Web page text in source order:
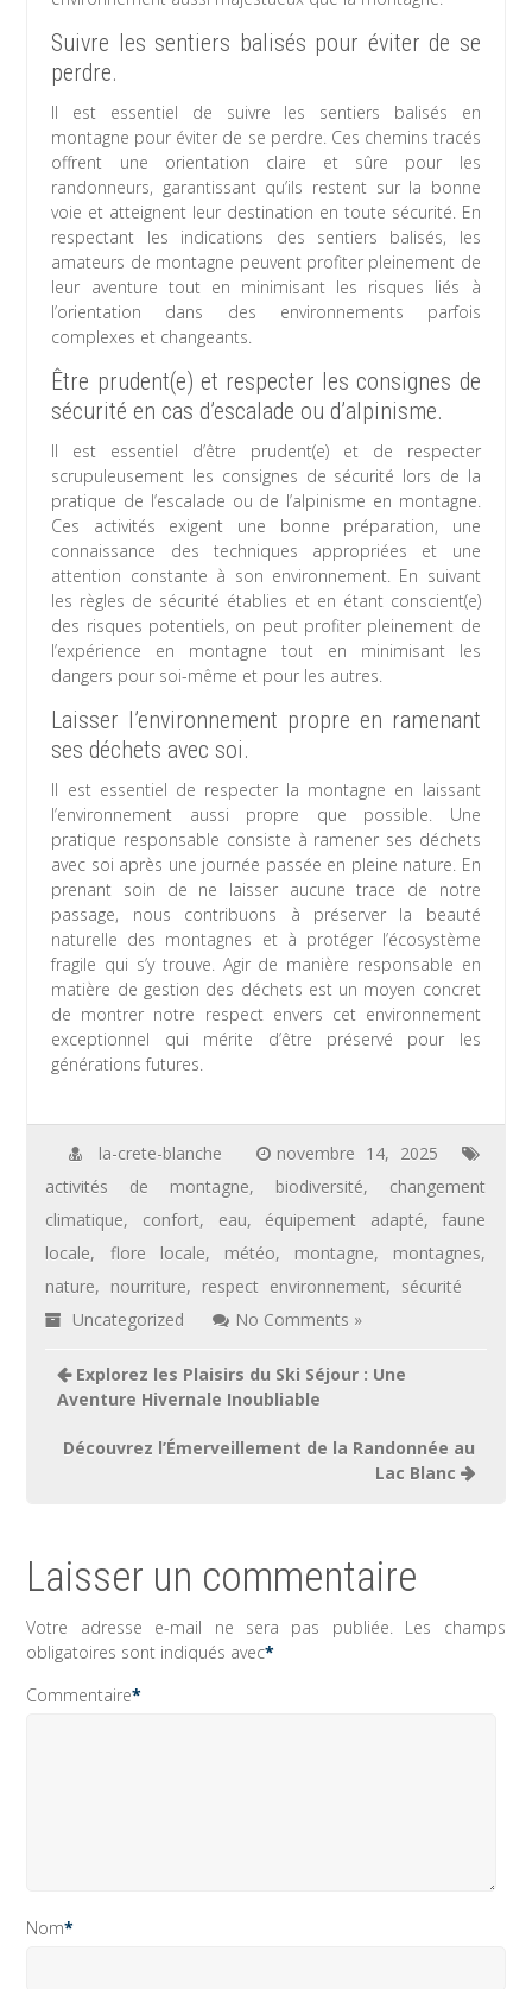
Suivre les sentiers balisés pour éviter de se
perdre.
Il est essentiel de suivre les sentiers balisés en
montagne pour éviter de se perdre. Ces chemins tracés
offrent une orientation claire et sûre pour les
randonneurs, garantissant qu’ils restent sur la bonne
voie et atteignent leur destination en toute sécurité. En
respectant les indications des sentiers balisés, les
amateurs de montagne peuvent profiter pleinement de
leur aventure tout en minimisant les risques liés à
l’orientation dans des environnements parfois
complexes et changeants.
Être prudent(e) et respecter les consignes de
sécurité en cas d’escalade ou d’alpinisme.
Il est essentiel d’être prudent(e) et de respecter
scrupuleusement les consignes de sécurité lors de la
pratique de l’escalade ou de l’alpinisme en montagne.
Ces activités exigent une bonne préparation, une
connaissance des techniques appropriées et une
attention constante à son environnement. En suivant
les règles de sécurité établies et en étant conscient(e)
des risques potentiels, on peut profiter pleinement de
l’expérience en montagne tout en minimisant les
dangers pour soi-même et pour les autres.
Laisser l’environnement propre en ramenant
ses déchets avec soi.
Il est essentiel de respecter la montagne en laissant
l’environnement aussi propre que possible. Une
pratique responsable consiste à ramener ses déchets
avec soi après une journée passée en pleine nature. En
prenant soin de ne laisser aucune trace de notre
passage, nous contribuons à préserver la beauté
naturelle des montagnes et à protéger l’écosystème
fragile qui s’y trouve. Agir de manière responsable en
matière de gestion des déchets est un moyen concret
de montrer notre respect envers cet environnement
exceptionnel qui mérite d’être préservé pour les
générations futures.
la-crete-blanche
novembre 14, 2025
activités de montagne, biodiversité, changement
climatique, confort, eau, équipement adapté,faune
locale, flore locale, météo, montagne, montagnes,
nature, nourriture, respect environnement, sécurité
Uncategorized
No Comments »
Navigation
de
Explorez les Plaisirs du Ski Séjour : Une
Aventure Hivernale Inoubliable
Découvrez l’Émerveillement de la Randonnée au
Lac Blanc
Laisser un commentaire
Votre adresse e-mail ne sera pas publiée. Les champs
obligatoires sont indiqués avec*
Commentaire*
Nom*